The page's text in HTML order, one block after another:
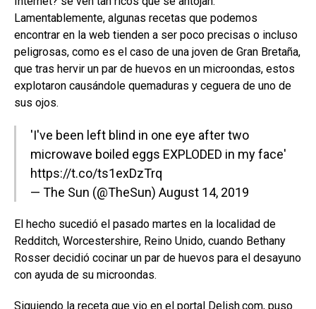
Lamentablemente, algunas recetas que podemos
encontrar en la web tienden a ser poco precisas o incluso
peligrosas, como es el caso de una joven de Gran Bretaña,
que tras hervir un par de huevos en un microondas, estos
explotaron causándole quemaduras y ceguera de uno de
sus ojos.
'I've been left blind in one eye after two
microwave boiled eggs EXPLODED in my face'
https://t.co/ts1exDzTrq
— The Sun (@TheSun) August 14, 2019
El hecho sucedió el pasado martes en la localidad de
Redditch, Worcestershire, Reino Unido, cuando Bethany
Rosser decidió cocinar un par de huevos para el desayuno
con ayuda de su microondas.
Siguiendo la receta que vio en el portal Delish.com, puso